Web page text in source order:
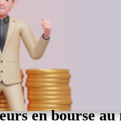
en bourse au